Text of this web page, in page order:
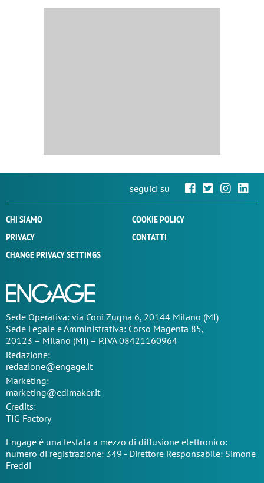
seguici su
CHI SIAMO
COOKIE POLICY
PRIVACY
CONTATTI
CHANGE PRIVACY SETTINGS
Sede Operativa: via Coni Zugna 6, 20144 Milano (MI)
Sede Legale e Amministrativa: Corso Magenta 85,
20123 – Milano (MI) – P.IVA 08421160964
Redazione:
redazione@engage.it
Marketing:
marketing@edimaker.it
Credits:
TIG Factory
Engage è una testata a mezzo di diffusione elettronico:
numero di registrazione: 349 - Direttore Responsabile: Simone
Freddi